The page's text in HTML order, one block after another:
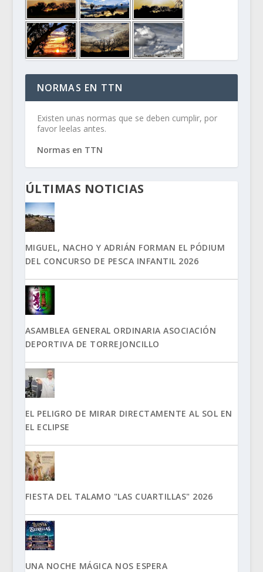
NORMAS EN TTN
Existen unas normas que se deben cumplir, por
favor leelas antes.
Normas en TTN
ÚLTIMAS NOTICIAS
MIGUEL, NACHO Y ADRIÁN FORMAN EL PÓDIUM
DEL CONCURSO DE PESCA INFANTIL 2026
ASAMBLEA GENERAL ORDINARIA ASOCIACIÓN
DEPORTIVA DE TORREJONCILLO
EL PELIGRO DE MIRAR DIRECTAMENTE AL SOL EN
EL ECLIPSE
FIESTA DEL TALAMO "LAS CUARTILLAS" 2026
UNA NOCHE MÁGICA NOS ESPERA